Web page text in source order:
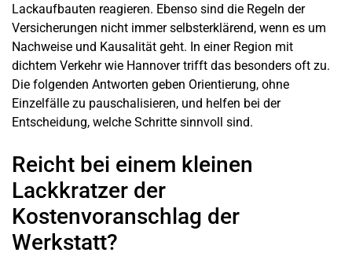
Lackaufbauten reagieren. Ebenso sind die Regeln der
Versicherungen nicht immer selbsterklärend, wenn es um
Nachweise und Kausalität geht. In einer Region mit
dichtem Verkehr wie Hannovertrifft das besonders oft zu.
Die folgenden Antworten geben Orientierung, ohne
Einzelfälle zu pauschalisieren, und helfen bei der
Entscheidung, welche Schritte sinnvoll sind.
Reicht bei einem kleinen
Lackkratzer der
Kostenvoranschlag der
Werkstatt?